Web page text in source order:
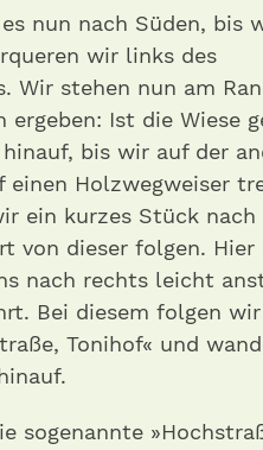
nun nach Süden, bis
wir links des
Wir stehen nun am
Ist die Wiese
bis wir auf der
einen Holzwegweiser
ein kurzes Stück
von dieser folgen.
nach rechts leicht
Bei diesem folgen
Tonihof« und
sogenannte